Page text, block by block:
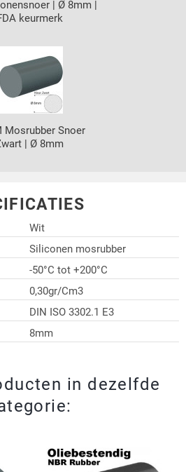
| Ø 8mm |
keurmerk
Mosrubber Snoer
| Ø 8mm
Wit
Siliconen mosrubber
-50°C tot +200°C
0,30gr/Cm3
DIN ISO 3302.1 E3
8mm
in dezelfde